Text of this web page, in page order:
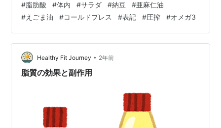
#脂肪酸 #体内 #サラダ #納豆 #亜麻仁油
#えごま油 #コールドプレス #表記 #圧搾 #オメガ3
Healthy Fit Journey • 2年前
脂質の効果と副作用